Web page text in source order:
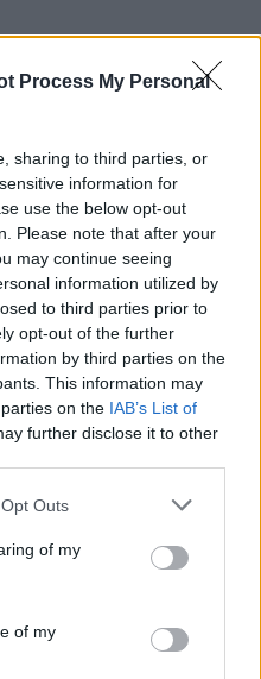
Process My Personal
sharing to third parties, or
information for
use the below opt-out
Please note that after your
may continue seeing
information utilized by
to third parties prior to
opt-out of the further
by third parties on the
This information may
on the IAB’s List of
further disclose it to other
uses one or more Google
You may click to
and its third-party tags to
purposes in below Google
Outs
of my
of my
a friss hírekről a
#VV DORKA